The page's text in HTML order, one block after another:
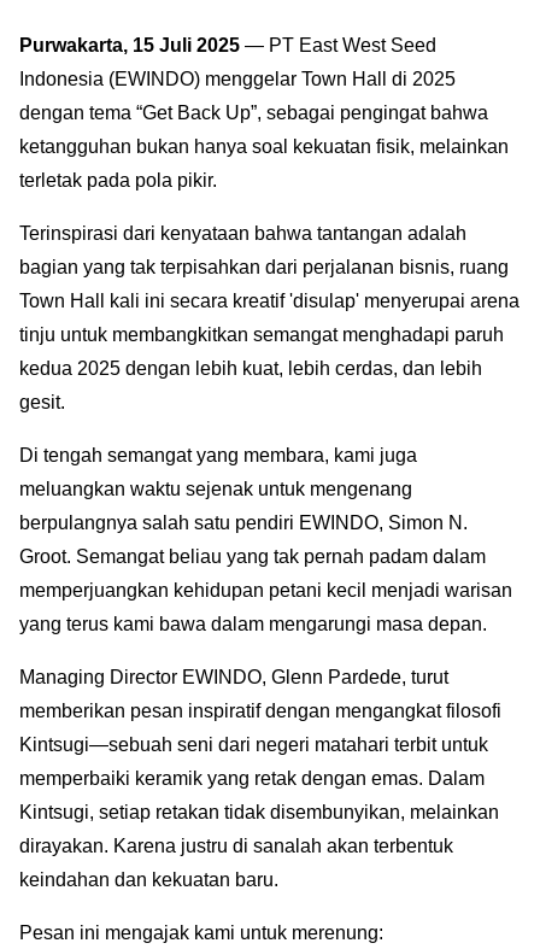
Purwakarta, 15 Juli 2025 — PT East West Seed
Indonesia (EWINDO) menggelar Town Hall di 2025
dengan tema “Get Back Up”, sebagai pengingat bahwa
ketangguhan bukan hanya soal kekuatan fisik, melainkan
terletak pada pola pikir.
Terinspirasi dari kenyataan bahwa tantangan adalah
bagian yang tak terpisahkan dari perjalanan bisnis, ruang
Town Hall kali ini secara kreatif 'disulap' menyerupai arena
tinju untuk membangkitkan semangat menghadapi paruh
kedua 2025 dengan lebih kuat, lebih cerdas, dan lebih
gesit.
Di tengah semangat yang membara, kami juga
meluangkan waktu sejenak untuk mengenang
berpulangnya salah satu pendiri EWINDO, Simon N.
Groot. Semangat beliau yang tak pernah padam dalam
memperjuangkan kehidupan petani kecil menjadi warisan
yang terus kami bawa dalam mengarungi masa depan.
Managing Director EWINDO, Glenn Pardede, turut
memberikan pesan inspiratif dengan mengangkat filosofi
Kintsugi—sebuah seni dari negeri matahari terbit untuk
memperbaiki keramik yang retak dengan emas. Dalam
Kintsugi, setiap retakan tidak disembunyikan, melainkan
dirayakan. Karena justru di sanalah akan terbentuk
keindahan dan kekuatan baru.
Pesan ini mengajak kami untuk merenung: